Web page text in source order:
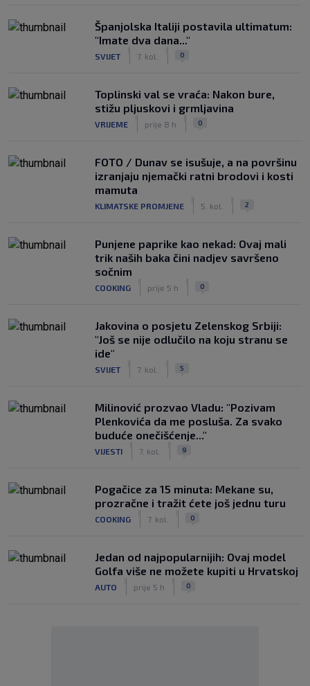
Španjolska Italiji postavila ultimatum:
"Imate dva dana..."
SVIJET 7. kol. 0
Toplinski val se vraća: Nakon bure,
stižu pljuskovi i grmljavina
VRIJEME prije 8 h 0
FOTO / Dunav se isušuje, a na površinu
izranjaju njemački ratni brodovi i kosti
mamuta
KLIMATSKE PROMJENE 5. kol. 2
Punjene paprike kao nekad: Ovaj mali
trik naših baka čini nadjev savršeno
sočnim
COOKING prije 5 h 0
Jakovina o posjetu Zelenskog Srbiji:
"Još se nije odlučilo na koju stranu se
ide"
SVIJET 7. kol. 5
Milinović prozvao Vladu: "Pozivam
Plenkovića da me posluša. Za svako
buduće onečišćenje..."
VIJESTI 7. kol. 9
Pogačice za 15 minuta: Mekane su,
prozračne i tražit ćete još jednu turu
COOKING 7. kol. 0
Jedan od najpopularnijih: Ovaj model
Golfa više ne možete kupiti u Hrvatskoj
AUTO prije 5 h 0